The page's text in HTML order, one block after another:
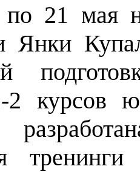
21 мая
Янки
2 курсов
тренинги